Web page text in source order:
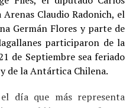
de Letras de Castrodictó
sentencia que obliga a
indemnización total de
de daño moral:
la víctima.
su madre.
Claudio Radonich, el
Germán Flores y parte de
participaron de la
de Septiembre sea feriado
de la Antártica Chilena.
día que más representa